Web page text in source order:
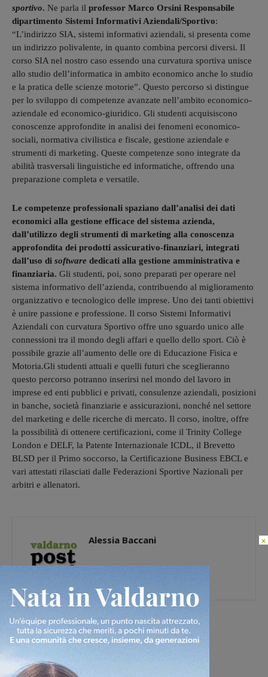
sportivo. Ne parla il professor Marco Orsini Responsabile
dipartimento Sistemi Informativi Aziendali/Sportivo:
“L’indirizzo SIA, sistemi informativi aziendali, si presenta come
un indirizzo polivalente, in quanto combina percorsi diversi. Il
corso SIA nel nostro caso essendo una curvatura sportiva unisce
allo studio dell’informatica in ambito economico anche lo studio
e la pratica delle scienze motorie”. Questo percorso si distingue
per lo sviluppo di competenze avanzate nell’ambito economico-
aziendale ed economico-giuridico. Gli studenti acquisiscono
conoscenze approfondite in analisi dei fenomeni economico-
sociali, normativa civilistica e fiscale, gestione aziendale e
strumenti di marketing. Queste competenze sono integrate da
abilità trasversali linguistiche ed informatiche, offrendo una
preparazione completa e versatile.
Le competenze professionali spaziano dall’analisi dei dati
economici alla gestione efficace del sistema azienda,
dall’utilizzo degli strumenti di marketing alla conoscenza
approfondita dei prodotti assicurativo-finanziari, integrati
dall’uso di software dedicati alla gestione amministrativa e
finanziaria. Gli studenti, poi, sono preparati per operare nel
sistema informativo dell’azienda, contribuendo al miglioramento
organizzativo e tecnologico delle imprese. Uno dei tanti obiettivi
è unire passione e professione. Il corso Sistemi Informativi
Aziendali con curvatura Sportivo offre uno sguardo unico alle
connessioni tra il mondo degli affari e quello dello sport. Ciò è
possibile grazie all’aumento delle ore di Educazione Fisica e
Motoria.Gli studenti attuali e quelli futuri che sceglieranno
questo percorso potranno inserirsi nel mondo del lavoro in
imprese ed enti pubblici e privati, consulenze aziendali, posizioni
in banche, società finanziarie e assicurazioni, nonché nel settore
del marketing e delle ricerche di mercato. Il corso, inoltre, offre
la possibilità di ottenere certificazioni, come il Trinity College
London e DELF, la Patente Internazionale ICDL, il Brevetto
BLSD per il Primo soccorso, la Certificazione Business EBCL e
vari attestati rilasciati dalle Federazioni Sportive Nazionali per
arbitri e allenatori.
Alessia Baccani
[rp4wp limit=4]
×